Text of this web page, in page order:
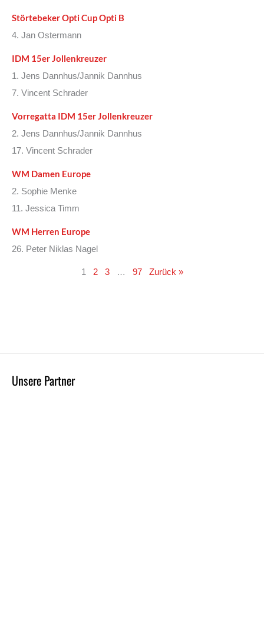
Störtebeker Opti Cup Opti B
4. Jan Ostermann
IDM 15er Jollenkreuzer
1. Jens Dannhus/Jannik Dannhus
7. Vincent Schrader
Vorregatta IDM 15er Jollenkreuzer
2. Jens Dannhus/Jannik Dannhus
17. Vincent Schrader
WM Damen Europe
2. Sophie Menke
11. Jessica Timm
WM Herren Europe
26. Peter Niklas Nagel
1 2 3 … 97 Zurück »
Unsere Partner